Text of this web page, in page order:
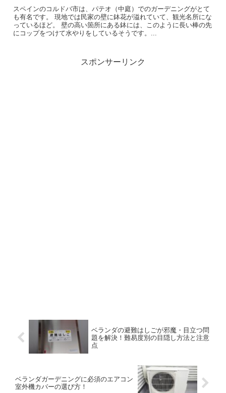
スペインのコルドバ市は、パテオ（中庭）でのガーデニングがとて
も有名です。 現地では民家の壁に鉢花が溢れていて、観光名所にな
っているほど。 壁の高い箇所にある鉢には、このように長い棒の先
にコップをつけて水やりをしているそうです。...
スポンサーリンク
ベランダの避難はしごが邪魔・目立つ問
題を解決！難易度別の目隠し方法と注意
点
ベランダガーデニングに必須のエアコン
室外機カバーの選び方！